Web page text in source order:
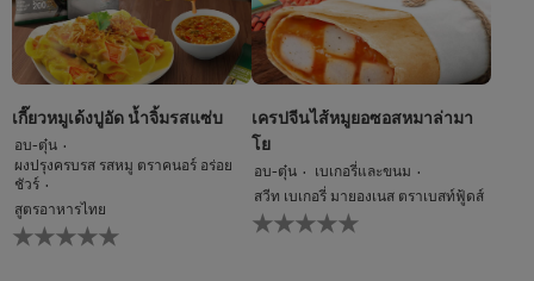
เกี๊ยวหมูเด้งปูอัด น้ำจิ้มรสแซ่บ
อบ-ตุ๋น
ผงปรุงครบรส รสหมู ตราคนอร์ อร่อย
ชัวร์
สูตรอาหารไทย
ไม่มี
การ
เครปจีนไส้หมูยอซอสหมาล่ามา
โย
อบ-ตุ๋น
เบเกอรี่และขนม
สวีท เบเกอรี่ มายองเนส ตราเบสท์ฟู้ดส์
ไม่มี
การ